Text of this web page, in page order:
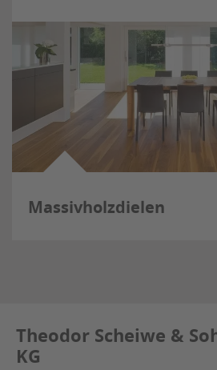
Massivholzdielen
Theodor Scheiwe &
KG